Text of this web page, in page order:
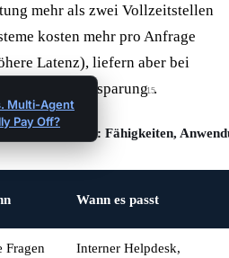
mehr als zwei Vollzeitstellen
kosten mehr pro Anfrage
Latenz), liefern aber bei
45 % Zeiteinsparung15
Multi-Agent
Pay Off?
.
im Vergleich: Fähigkeiten,
Wann es passt
Fragen
Interner Helpdesk,